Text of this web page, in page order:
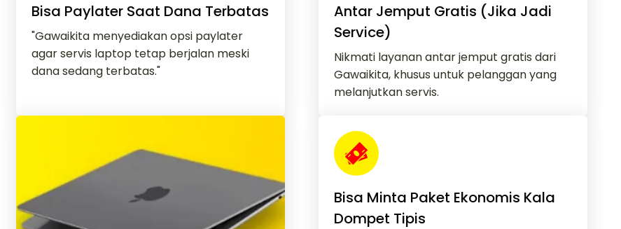
Bisa Paylater Saat Dana Terbatas
"Gawaikita menyediakan opsi paylater
agar servis laptop tetap berjalan meski
dana sedang terbatas."
Antar Jemput Gratis (Jika Jadi
Service)
Nikmati layanan antar jemput gratis dari
Gawaikita, khusus untuk pelanggan yang
melanjutkan servis.
Bisa Minta Paket Ekonomis Kala
Dompet Tipis